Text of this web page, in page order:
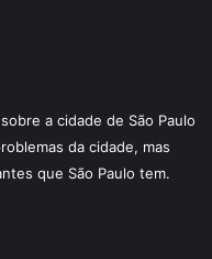
a cidade de São Paulo
da cidade, mas
que São Paulo tem.